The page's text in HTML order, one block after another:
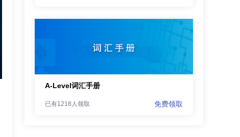
A-Level词汇手册
已有1218人领取 免费领取